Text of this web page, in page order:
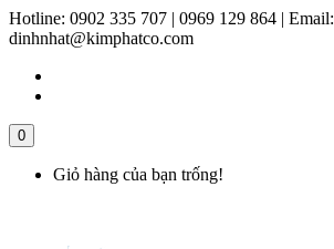
Hotline: 0902 335 707 | 0969 129 864 | Email:
dinhnhat@kimphatco.com
0
Giỏ hàng của bạn trống!